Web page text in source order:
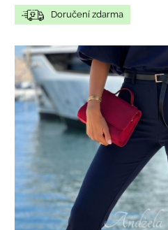
Doručení zdarma